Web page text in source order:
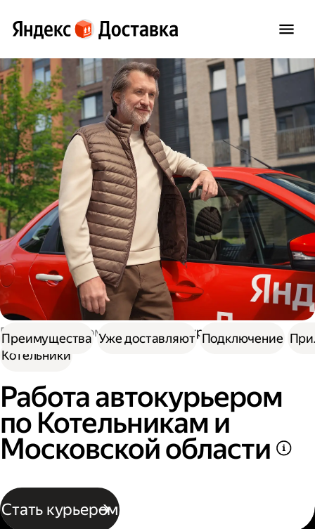
Работа курьером
Водитель курьер
Котельники
Работа автокурьером
по Котельникам и
Московской области
Стать курьером
Преимущества Уже доставляют Подключение